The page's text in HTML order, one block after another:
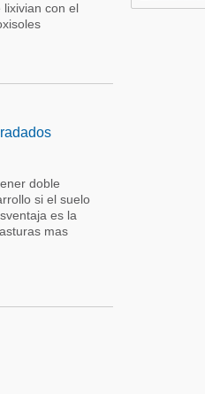
con el
doble
si el suelo
es la
mas